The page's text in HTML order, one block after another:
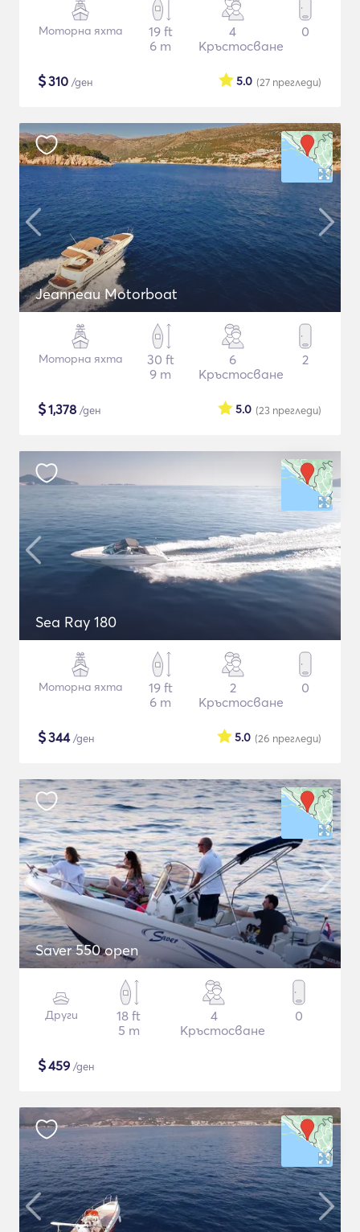
Моторна яхта
19 ft
6 m
4
Кръстосване
0
$310 /ден (27 прегледи)
5.0
Jeanneau Motorboat
Моторна яхта
30 ft
9 m
6
Кръстосване
2
$1,378 /ден (23 прегледи)
5.0
Sea Ray 180
Моторна яхта
19 ft
6 m
2
Кръстосване
0
$344/ден (26 прегледи)
5.0
Saver 550 open
Други
18 ft
5 m
4
Кръстосване
0
$459 /ден